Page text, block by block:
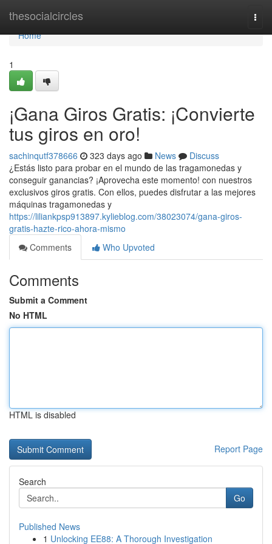
thesocialcircles
Home
Home
1
¡Gana Giros Gratis: ¡Convierte
tus giros en oro!
sachinqutf378666 323 days ago News
Discuss
¿Estás listo para probar en el mundo de las tragamonedas y
conseguir ganancias? ¡Aprovecha este momento! con nuestros
exclusivos giros gratis. Con ellos, puedes disfrutar a las mejores
máquinas tragamonedas y
https://liliankpsp913897.kylieblog.com/38023074/gana-giros-
gratis-hazte-rico-ahora-mismo
Comments
Who Upvoted
Comments
Submit a Comment
No HTML
HTML is disabled
Report Page
Search
Go
Published News
1 Unlocking EE88: A Thorough Investigation